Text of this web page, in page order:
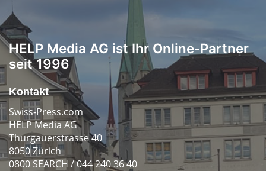
HELP Media AG ist Ihr Online-Partner
seit 1996
Kontakt
Swiss-Press.com
HELP Media AG
Thurgauerstrasse 40
8050 Zürich
0800 SEARCH / 044 240 36 40